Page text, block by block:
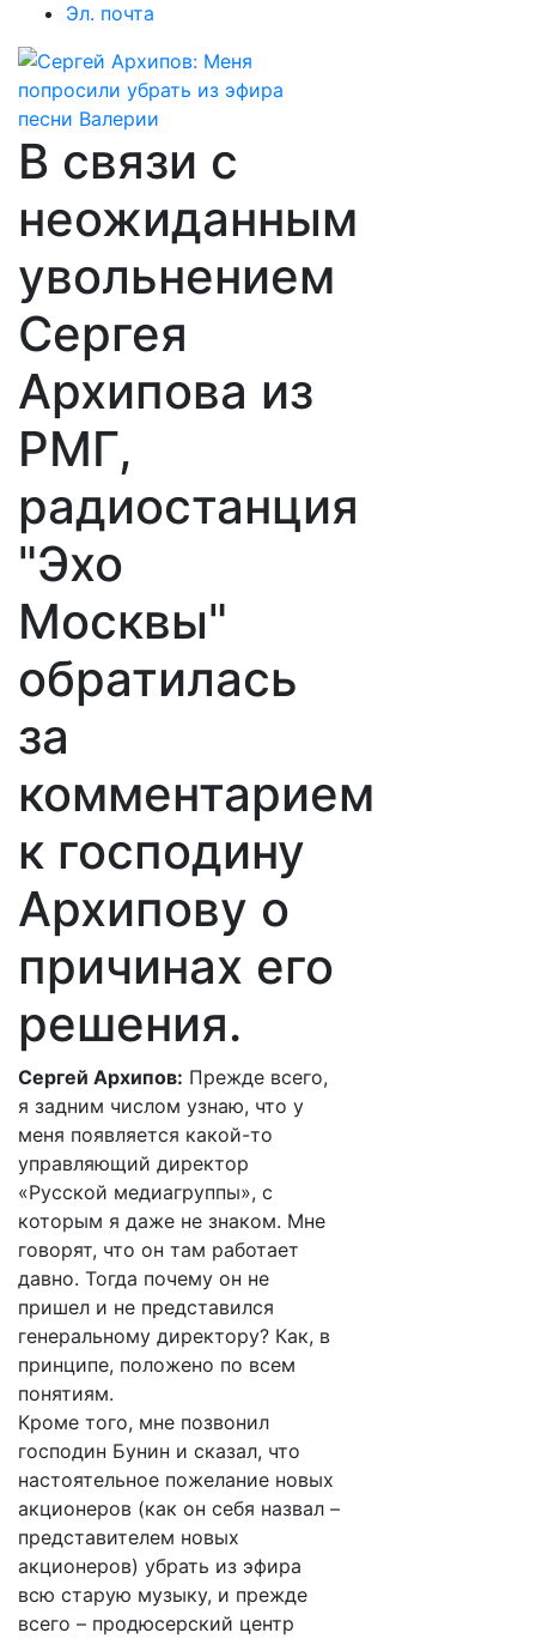
Эл. почта
В связи с
неожиданным
увольнением
Сергея
Архипова из
РМГ,
радиостанция
"Эхо
Москвы"
обратилась
за
комментарием
к господину
Архипову о
причинах его
решения.
Сергей Архипов: Прежде всего,
я задним числом узнаю, что у
меня появляется какой-то
управляющий директор
«Русской медиагруппы», с
которым я даже не знаком. Мне
говорят, что он там работает
давно. Тогда почему он не
пришел и не представился
генеральному директору? Как, в
принципе, положено по всем
понятиям.
Кроме того, мне позвонил
господин Бунин и сказал, что
настоятельное пожелание новых
акционеров (как он себя назвал –
представителем новых
акционеров) убрать из эфира
всю старую музыку, и прежде
всего – продюсерский центр